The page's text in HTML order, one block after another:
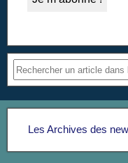
Les Archives des